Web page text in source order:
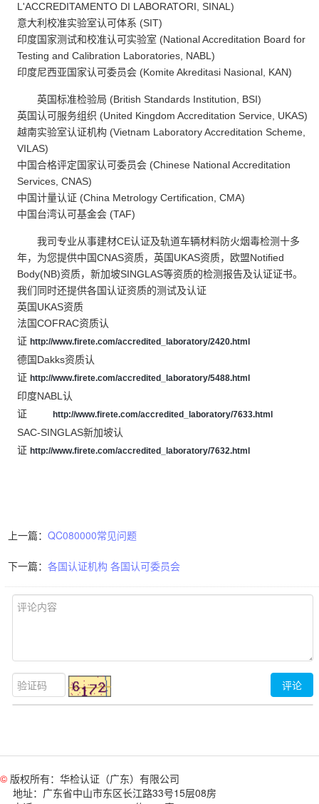
L'ACCREDITAMENTO DI LABORATORI, SINAL)
意大利校准实验室认可体系 (SIT)
印度国家测试和校准认可实验室 (National Accreditation Board for
Testing and Calibration Laboratories, NABL)
印度尼西亚国家认可委员会 (Komite Akreditasi Nasional, KAN)
英国标准检验局 (British Standards Institution, BSI)
英国认可服务组织 (United Kingdom Accreditation Service, UKAS)
越南实验室认证机构 (Vietnam Laboratory Accreditation Scheme,
VILAS)
中国合格评定国家认可委员会 (Chinese National Accreditation
Services, CNAS)
中国计量认证 (China Metrology Certification, CMA)
中国台湾认可基金会 (TAF)
我司专业从事建材CE认证及轨道车辆材料防火烟毒检测十多
年，为您提供中国CNAS资质，英国UKAS资质，欧盟Notified
Body(NB)资质，新加坡SINGLAS等资质的检测报告及认证证书。
我们同时还提供各国认证资质的测试及认证
英国UKAS资质
法国COFRAC资质认
证 http://www.firete.com/accredited_laboratory/2420.html
德国Dakks资质认
证 http://www.firete.com/accredited_laboratory/5488.html
印度NABL认
证
http://www.firete.com/accredited_laboratory/7633.html
SAC-SINGLAS新加坡认
证 http://www.firete.com/accredited_laboratory/7632.html
上一篇： QC080000常见问题
下一篇： 各国认证机构 各国认可委员会
© 版权所有：华检认证（广东）有限公司
地址：广东省中山市东区长江路33号15层08房